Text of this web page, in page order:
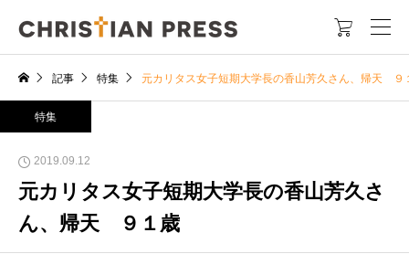

記事 特集 元カリタス女子短期大学長の香山芳久さん、帰天 ９
特集
2019.09.12
元カリタス女子短期大学長の香山芳久さ
ん、帰天 ９１歳